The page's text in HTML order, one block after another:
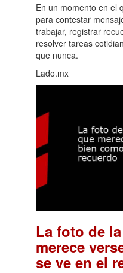
En un momento en el
para contestar
trabajar, registrar
resolver tareas
que nunca.
Lado.mx
La foto de
merece
se ve en el